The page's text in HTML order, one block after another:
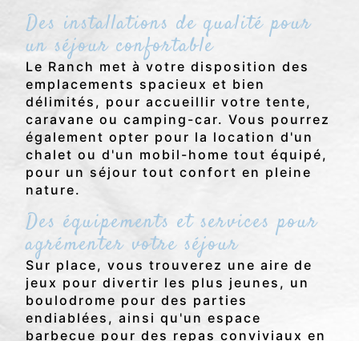
Des installations de qualité pour
un séjour confortable
Le Ranch met à votre disposition des
emplacements spacieux et bien
délimités, pour accueillir votre tente,
caravane ou camping-car. Vous pourrez
également opter pour la location d'un
chalet ou d'un mobil-home tout équipé,
pour un séjour tout confort en pleine
nature.
Des équipements et services pour
agrémenter votre séjour
Sur place, vous trouverez une aire de
jeux pour divertir les plus jeunes, un
boulodrome pour des parties
endiablées, ainsi qu'un espace
barbecue pour des repas conviviaux en